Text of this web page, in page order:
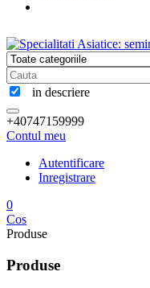
in descriere
+40747159999
Contul meu
Autentificare
Inregistrare
0
Cos
Produse
Produse